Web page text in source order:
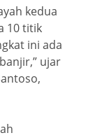
kedua
10 titik
ini ada
ujar